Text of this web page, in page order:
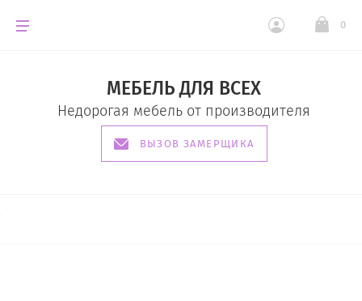
0
МЕБЕЛЬ ДЛЯ ВСЕХ
Недорогая мебель от производителя
ВЫЗОВ ЗАМЕРЩИКА